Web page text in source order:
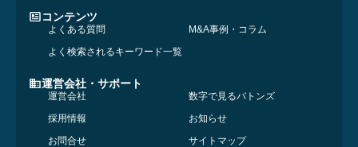
コンテンツ
よくある質問
M&A事例・コラム
よく検索されるキーワード一覧
運営会社・サポート
運営会社
数字で見るバトンズ
採用情報
お知らせ
お問合せ
サイトマップ